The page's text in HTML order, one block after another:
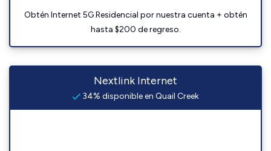
Obtén Internet 5G Residencial por nuestra cuenta + obtén
hasta $200 de regreso.
Nextlink Internet
34% disponible en Quail Creek